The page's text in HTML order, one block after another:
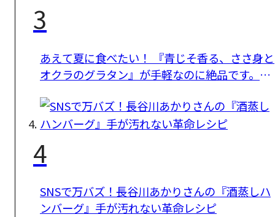
3
あえて夏に食べたい！ 『青じそ香る、ささ身と
オクラのグラタン』が手軽なのに絶品です。
4
SNSで万バズ！長谷川あかりさんの『酒蒸しハ
ンバーグ』手が汚れない革命レシピ